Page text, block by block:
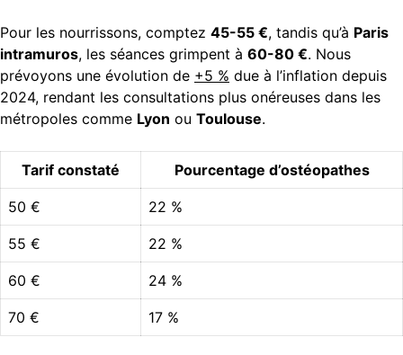
Pour les nourrissons, comptez 45-55 €, tandis qu’à Paris
intramuros, les séances grimpent à 60-80 €. Nous
prévoyons une évolution de +5 % due à l’inflation depuis
2024, rendant les consultations plus onéreuses dans les
métropoles comme Lyon ou Toulouse.
Tarif constaté Pourcentage d’ostéopathes
50 € 22 %
55 € 22 %
60 € 24 %
70 € 17 %